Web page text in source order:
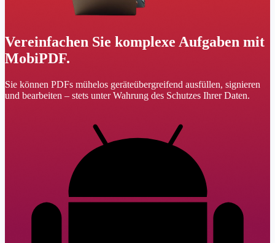
Vereinfachen Sie komplexe Aufgaben mit
MobiPDF.
Sie können PDFs mühelos geräteübergreifend ausfüllen, signieren
und bearbeiten – stets unter Wahrung des Schutzes Ihrer Daten.